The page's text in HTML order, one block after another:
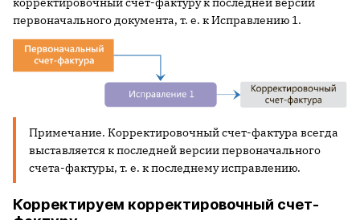
первоначального документа, т. е. к Исправлению 1.
Примечание. Корректировочный счет-фактура всегда
выставляется к последней версии первоначального
счета-фактуры, т. е. к последнему исправлению.
Корректируем корректировочный счет-